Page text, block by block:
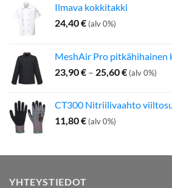
Ilmava kokkitakki
24,40€ (alv 0%)
MeshAir Pro pitkähihainen
23,90€ – 25,60€
25,60 €
(alv 0%)
CT300 Nitriilivaahto
11,80€ (alv 0%)
YHTEYSTIEDOT